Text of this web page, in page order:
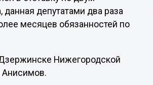
депутатами два раза
месяцев обязанностей по
Нижегородской
Анисимов.